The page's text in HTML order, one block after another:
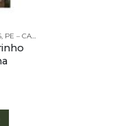
, PE – CABRESTOS